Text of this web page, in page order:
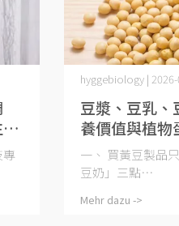
專
豆漿、豆乳、
養價值與植物
技解密
hyggebiology |
一、 買黃豆製品
豆奶」三點⋯
Mehr dazu ->